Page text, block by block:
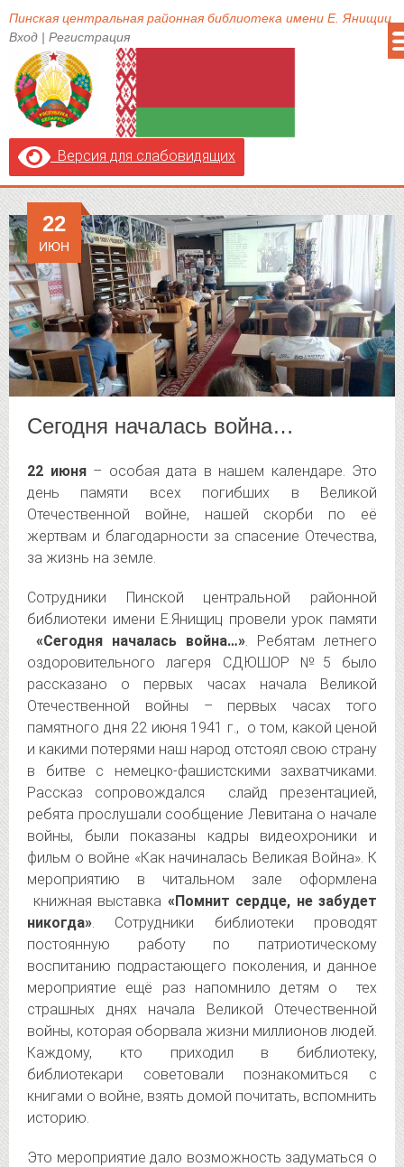
Пинская центральная районная библиотека имени Е. Янищиц
Вход | Регистрация
Версия для слабовидящих
Сегодня началась война…
22
ИЮН
22 июня– особая дата в нашем календаре. Это
день памяти всех погибших в Великой
Отечественной войне, нашей скорби по её
жертвам и благодарности за спасение Отечества,
за жизнь на земле.
Сотрудники Пинской центральной районной
библиотеки имени Е.Янищиц провели урок памяти
«Сегодня началась война…» . Ребятам летнего
оздоровительного лагеря СДЮШОР №5 было
рассказано о первых часах начала Великой
Отечественной войны – первых часах того
памятного дня 22 июня 1941 г., о том, какой ценой
и какими потерями наш народ отстоял свою страну
в битве с немецко-фашистскими захватчиками.
Рассказ сопровождался слайд презентацией,
ребята прослушали сообщение Левитана о начале
войны,
были показаны кадры видеохроники и
фильм о войне «Как начиналась Великая Война». К
мероприятию в читальном зале оформлена
книжная выставка «Помнит сердце, не забудет
никогда» . Сотрудники библиотеки проводят
постоянную работу по патриотическому
воспитанию подрастающего поколения, и данное
мероприятие ещё раз напомнило детям о тех
страшных днях начала Великой Отечественной
войны, которая оборвала жизни миллионов людей.
Каждому, кто приходил в библиотеку,
библиотекари советовали познакомиться с
книгами о войне, взять домой почитать, вспомнить
историю.
Это мероприятие дало возможность задуматься о